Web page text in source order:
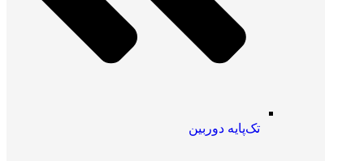
تک‌پایه دوربین